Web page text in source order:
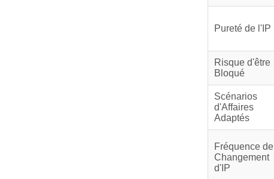
Pureté de l'IP
Risque d'être
Bloqué
Scénarios
d'Affaires
Adaptés
Fréquence de
Changement
d'IP